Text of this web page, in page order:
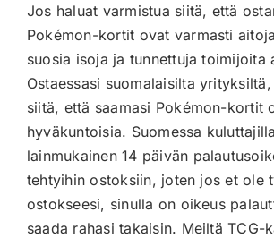
Jos haluat varmistua siitä, että
Pokémon-kortit ovat varmasti
suosia isoja ja tunnettuja toimijoita
Ostaessasi suomalaisilta
siitä, että saamasi Pokémon-kortit
hyväkuntoisia. Suomessa
lainmukainen 14 päivän
tehtyihin ostoksiin, joten jos et ole
ostokseesi, sinulla on oikeus
saada rahasi takaisin. Meiltä TCG-